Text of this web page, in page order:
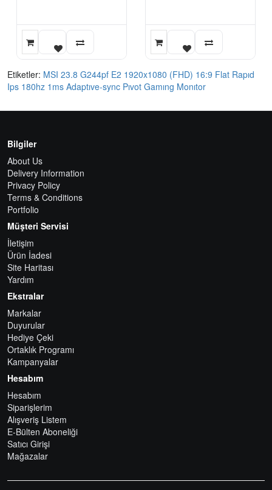
Etiketler: MSI 23.8 G244pf E2 1920x1080 (FHD) 16:9 Flat Rapıd
Ips 180hz 1ms Adaptıve-sync Pıvot Gamıng Monıtor
Bilgiler
About Us
Delivery Information
Privacy Policy
Terms & Conditions
Portfolio
Müşteri Servisi
İletişim
Ürün İadesi
Site Haritası
Yardım
Ekstralar
Markalar
Duyurular
Hediye Çeki
Ortaklık Programı
Kampanyalar
Hesabım
Hesabım
Siparişlerim
Alışveriş Listem
E-Bülten Aboneliği
Satıcı Girişi
Mağazalar